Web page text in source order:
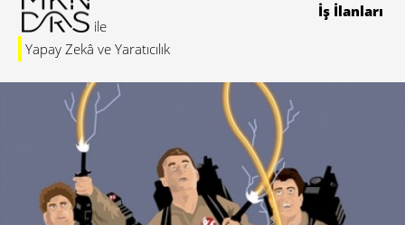
Yapay Zekâ ve Yaratıcılık
İş İlanları